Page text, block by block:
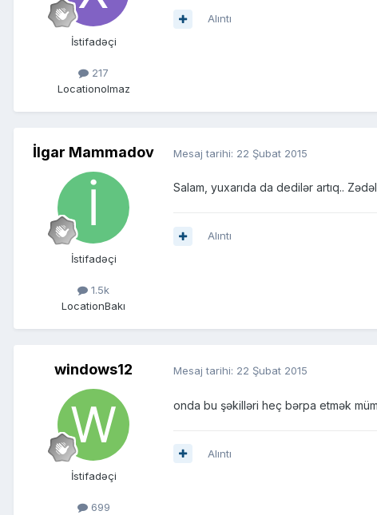
İstifadəçi
217
Locationolmaz
Alıntı
İlgar Mammadov
İstifadəçi
1.5k
LocationBakı
Mesaj tarihi: 22 Şubat 2015
Salam, yuxarıda da dedilər artıq..
Alıntı
windows12
İstifadəçi
699
Mesaj tarihi: 22 Şubat 2015
onda bu şəkilləri heç bərpa etmək
Alıntı